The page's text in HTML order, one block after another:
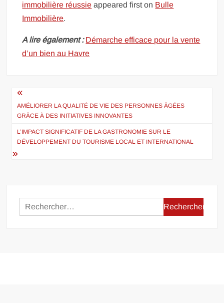
immobilière réussie appeared first on Bulle
Immobilière.
A lire également : Démarche efficace pour la vente
d’un bien au Havre
Navigation
de
l’article
AMÉLIORER LA QUALITÉ DE VIE DES PERSONNES ÂGÉES
GRÂCE À DES INITIATIVES INNOVANTES
L’IMPACT SIGNIFICATIF DE LA GASTRONOMIE SUR LE
DÉVELOPPEMENT DU TOURISME LOCAL ET INTERNATIONAL
Rechercher :